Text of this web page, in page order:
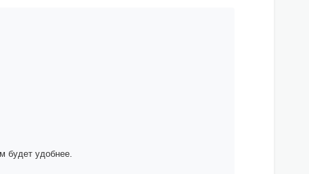
будет удобнее.